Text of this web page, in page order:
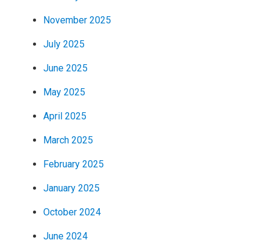
November 2025
July 2025
June 2025
May 2025
April 2025
March 2025
February 2025
January 2025
October 2024
June 2024